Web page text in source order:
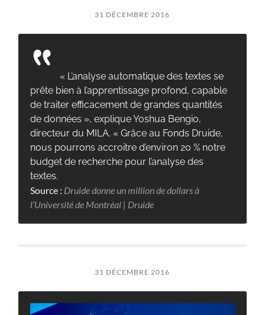
31 DÉCEMBRE 2016
« L’analyse automatique des textes se
prête bien à l’apprentissage profond, capable
de traiter efficacement de grandes quantités
de données », explique Yoshua Bengio,
directeur du MILA. « Grâce au Fonds Druide,
nous pourrons accroitre d’environ 20 % notre
budget de recherche pour l’analyse des
textes.
Source : Druide donne un million de dollars à
l’Université de Montréal | Druide
31 DÉCEMBRE 2016